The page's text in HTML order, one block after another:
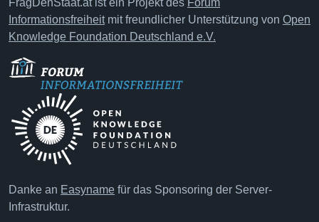
FragDenStaat.at ist ein Projekt des Forum
Informationsfreiheitmit freundlicher Unterstützung von Open
Knowledge Foundation Deutschland e.V.
Danke an Easyname für das Sponsoring der Server-
Infrastruktur.